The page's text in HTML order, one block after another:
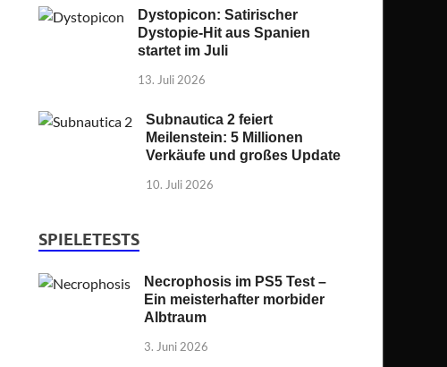
Dystopicon: Satirischer
Dystopie-Hit aus Spanien
startet im Juli
13. Juli 2026
Subnautica 2 feiert
Meilenstein: 5 Millionen
Verkäufe und großes Update
10. Juli 2026
SPIELETESTS
Necrophosis im PS5 Test –
Ein meisterhafter morbider
Albtraum
3. Juni 2026